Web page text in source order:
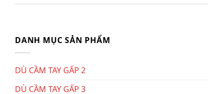
DANH MỤC SẢN PHẨM
DÙ CẦM TAY GẤP 2
DÙ CẦM TAY GẤP 3